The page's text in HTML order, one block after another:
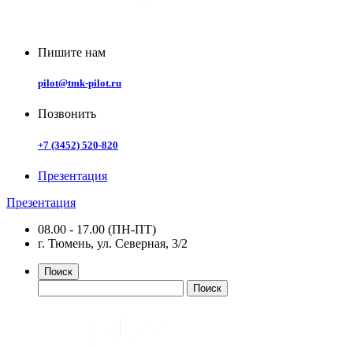
Пишите нам
pilot@tmk-pilot.ru
Позвонить
+7 (3452) 520-820
Презентация
Презентация
08.00 - 17.00 (ПН-ПТ)
г. Тюмень, ул. Северная, 3/2
Поиск